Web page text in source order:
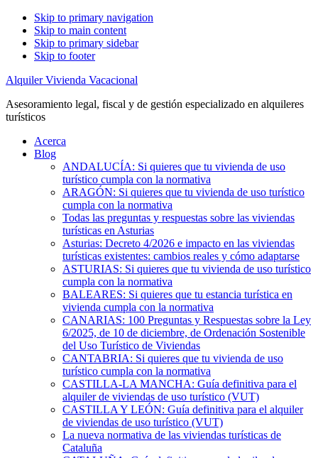
Skip to primary navigation
Skip to main content
Skip to primary sidebar
Skip to footer
Alquiler Vivienda Vacacional
Asesoramiento legal, fiscal y de gestión especializado en alquileres
turísticos
Acerca
Blog
ANDALUCÍA: Si quieres que tu vivienda de uso
turístico cumpla con la normativa
ARAGÓN: Si quieres que tu vivienda de uso turístico
cumpla con la normativa
Todas las preguntas y respuestas sobre las viviendas
turísticas en Asturias
Asturias: Decreto 4/2026 e impacto en las viviendas
turísticas existentes: cambios reales y cómo adaptarse
ASTURIAS: Si quieres que tu vivienda de uso turístico
cumpla con la normativa
BALEARES: Si quieres que tu estancia turística en
vivienda cumpla con la normativa
CANARIAS: 100 Preguntas y Respuestas sobre la Ley
6/2025, de 10 de diciembre, de Ordenación Sostenible
del Uso Turístico de Viviendas
CANTABRIA: Si quieres que tu vivienda de uso
turístico cumpla con la normativa
CASTILLA-LA MANCHA: Guía definitiva para el
alquiler de viviendas de uso turístico (VUT)
CASTILLA Y LEÓN: Guía definitiva para el alquiler
de viviendas de uso turístico (VUT)
La nueva normativa de las viviendas turísticas de
Cataluña